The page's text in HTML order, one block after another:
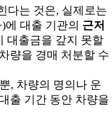
다는 것은, 실제로는
에 대출 기관의 근저
대출금을 갚지 못할
량을 경매 처분할 수
, 차량의 명의나 운
출 기간 동안 차량을